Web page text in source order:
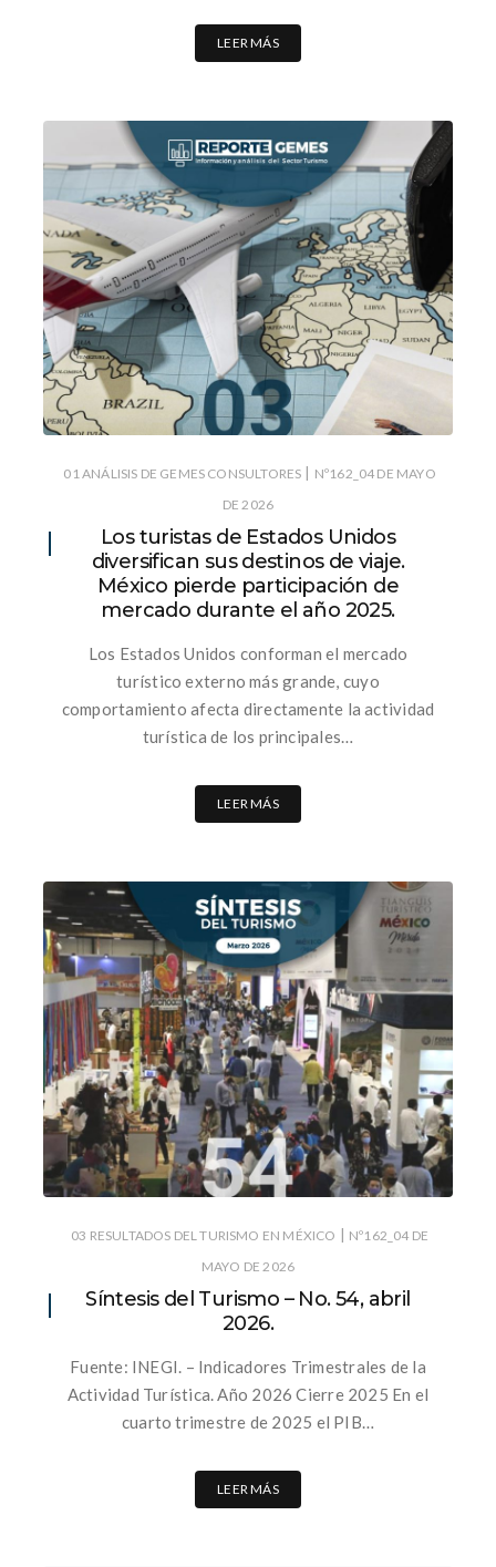
LEER MÁS
01 ANÁLISIS DE GEMES CONSULTORES | Nº162_04 DE MAYO
DE 2026
Los turistas de Estados Unidos
diversifican sus destinos de viaje.
México pierde participación de
mercado durante el año 2025.
Los Estados Unidos conforman el mercado
turístico externo más grande, cuyo
comportamiento afecta directamente la actividad
turística de los principales…
LEER MÁS
03 RESULTADOS DEL TURISMO EN MÉXICO | Nº162_04 DE
MAYO DE 2026
Síntesis del Turismo – No. 54, abril
2026.
Fuente: INEGI. – Indicadores Trimestrales de la
Actividad Turística. Año 2026 Cierre 2025 En el
cuarto trimestre de 2025 el PIB…
LEER MÁS